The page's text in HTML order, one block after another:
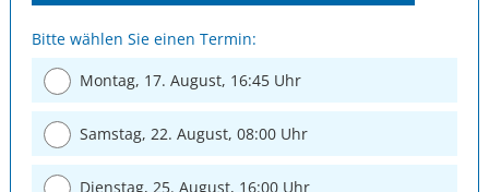
Bitte wählen Sie einen Termin:
Montag, 17. August, 16:45 Uhr
Samstag, 22. August, 08:00 Uhr
Dienstag, 25. August, 16:00 Uhr